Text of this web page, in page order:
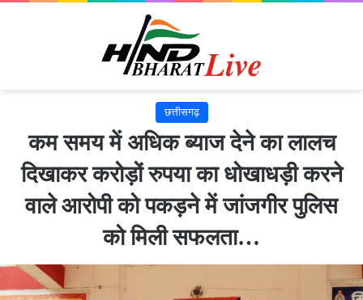
छत्तीसगढ़
कम समय में अधिक ब्याज देने का लालच
दिखाकर करोड़ों रुपया का धोखाधड़ी करने
वाले आरोपी को पकड़ने में जांजगीर पुलिस
को मिली सफलता…